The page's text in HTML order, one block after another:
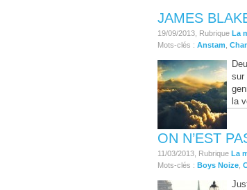
JAMES
19/09/2013, Rubrique La
Mots-clés : Anstam
sur
la
ON N’EST
11/03/2013, Rubrique La
Mots-clés : Boys Noize